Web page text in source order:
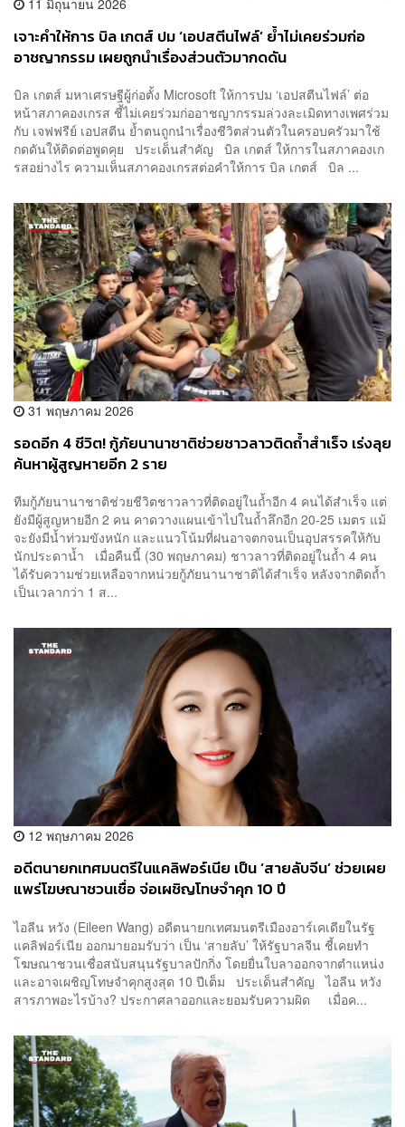
เจาะคำให้การ บิล เกตส์ ปม ‘เอปสตีนไฟล์’ ย้ำไม่เคยร่วมก่อ
อาชญากรรม เผยถูกนำเรื่องส่วนตัวมากดดัน
บิล เกตส์ มหาเศรษฐีผู้ก่อตั้ง Microsoft ให้การปม ‘เอปสตีนไฟล์’ ต่อ
หน้าสภาคองเกรส ชี้ไม่เคยร่วมก่ออาชญากรรมล่วงละเมิดทางเพศร่วม
กับ เจฟฟรีย์ เอปสตีน ย้ำตนถูกนำเรื่องชีวิตส่วนตัวในครอบครัวมาใช้
กดดันให้ติดต่อพูดคุย ประเด็นสำคัญ บิล เกตส์ ให้การในสภาคองเก
รสอย่างไร ความเห็นสภาคองเกรสต่อคำให้การ บิล เกตส์ บิล ...
31 พฤษภาคม 2026
รอดอีก 4 ชีวิต! กู้ภัยนานาชาติช่วยชาวลาวติดถ้ำสำเร็จ เร่งลุย
ค้นหาผู้สูญหายอีก 2 ราย
ทีมกู้ภัยนานาชาติช่วยชีวิตชาวลาวที่ติดอยู่ในถ้ำอีก 4 คนได้สำเร็จ แต่
ยังมีผู้สูญหายอีก 2 คน คาดวางแผนเข้าไปในถ้ำลึกอีก 20-25 เมตร แม้
จะยังมีน้ำท่วมขังหนัก และแนวโน้มที่ฝนอาจตกจนเป็นอุปสรรคให้กับ
นักประดาน้ำ เมื่อคืนนี้ (30 พฤษภาคม) ชาวลาวที่ติดอยู่ในถ้ำ 4 คน
ได้รับความช่วยเหลือจากหน่วยกู้ภัยนานาชาติได้สำเร็จ หลังจากติดถ้ำ
เป็นเวลากว่า 1 ส...
12 พฤษภาคม 2026
อดีตนายกเทศมนตรีในแคลิฟอร์เนีย เป็น ‘สายลับจีน’ ช่วยเผย
แพร่โฆษณาชวนเชื่อ จ่อเผชิญโทษจำคุก 10 ปี
ไอลีน หวัง (Eileen Wang) อดีตนายกเทศมนตรีเมืองอาร์เคเดียในรัฐ
แคลิฟอร์เนีย ออกมายอมรับว่า เป็น ‘สายลับ’ ให้รัฐบาลจีน ชี้เคยทำ
โฆษณาชวนเชื่อสนับสนุนรัฐบาลปักกิ่ง โดยยื่นใบลาออกจากตำแหน่ง
และอาจเผชิญโทษจำคุกสูงสุด 10 ปีเต็ม ประเด็นสำคัญ ไอลีน หวัง
สารภาพอะไรบ้าง? ประกาศลาออกและยอมรับความผิด เมื่อค...